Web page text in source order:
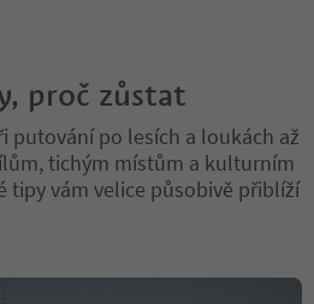
proč zůstat
putování po lesích a loukách až
tichým místům a kulturním
tipy vám velice působivě přiblíží